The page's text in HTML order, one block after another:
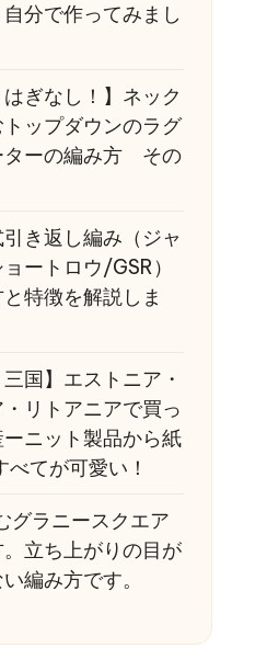
分で作ってみまし
はぎなし！】ネック
ップダウンのラグ
ターの編み方 その
引き返し編み（ジャ
ートロウ/GSR）
特徴を解説しま
三国】エストニア・
リトアニアで買っ
ニット製品から紙
てが可愛い！
グラニースクエア
立ち上がりの目が
編み方です。